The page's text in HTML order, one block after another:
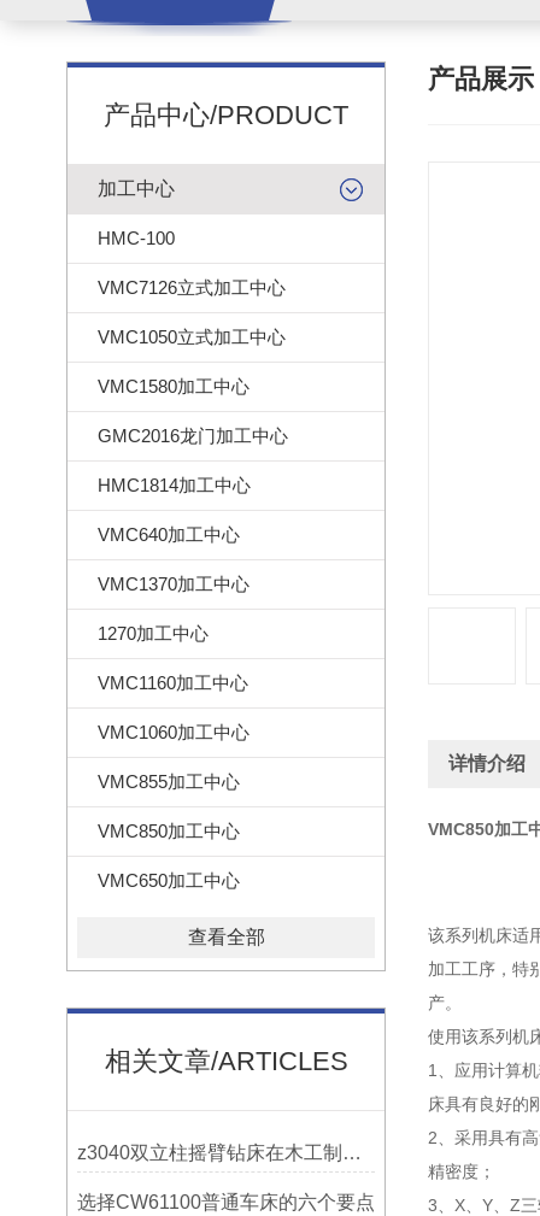
产品中心/PRODUCT
加工中心
HMC-100
VMC7126立式加工中心
VMC1050立式加工中心
VMC1580加工中心
GMC2016龙门加工中心
HMC1814加工中心
VMC640加工中心
VMC1370加工中心
1270加工中心
VMC1160加工中心
VMC1060加工中心
VMC855加工中心
VMC850加工中心
VMC650加工中心
查看全部
相关文章/ARTICLES
z3040双立柱摇臂钻床在木工制作中的应用
选择CW61100普通车床的六个要点
产品展示
详情介绍
VMC850加工
该系列机床适
加工工序，特
产。
使用该系列机
1、应用计算
床具有良好的
2、采用具有
精密度；
3、X、Y、Z